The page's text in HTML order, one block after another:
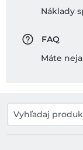
Náklady
FAQ
Máte